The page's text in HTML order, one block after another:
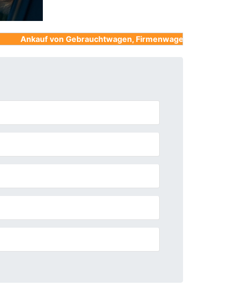
von Gebrauchtwagen, Firmenwagen, Unfallwagen,